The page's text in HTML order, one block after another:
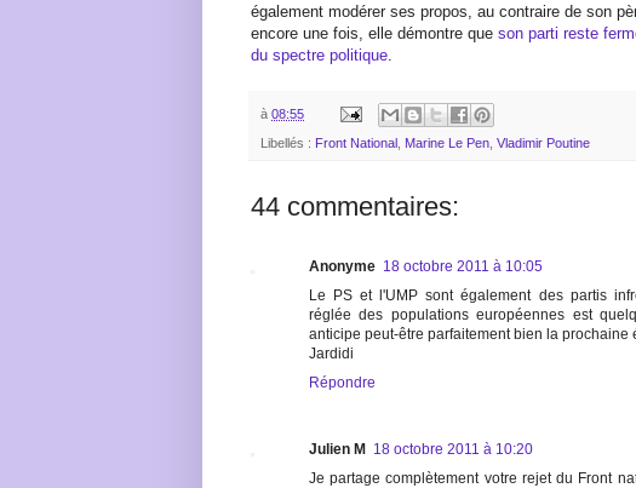
également modérer ses propos, au contraire de son
encore une fois, elle démontre que son parti reste
du spectre politique
à 08:55
Libellés : Front National Marine Le Pen Vladimir Poutine
44 commentaires:
Anonyme 18 octobre 2011 à 10:05
Le PS et l'UMP sont également des partis
réglée des populations européennes est
anticipe peut-être parfaitement bien la prochaine
Jardidi
Répondre
Julien M
18 octobre 2011 à 10:20
Je partage complètement votre rejet du Front